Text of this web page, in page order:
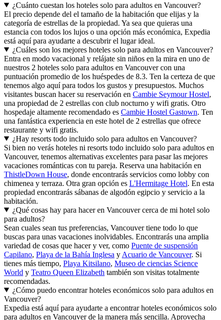
¿Cuánto cuestan los hoteles solo para adultos en Vancouver?
El precio depende del el tamaño de la habitación que elijas y la
categoría de estrellas de la propiedad. Ya sea que quieras una
estancia con todos los lujos o una opción más económica, Expedia
está aquí para ayudarte a descubrir el lugar ideal.
¿Cuáles son los mejores hoteles solo para adultos en Vancouver?
Entra en modo vacacional y relájate sin niños en la mira en uno de
nuestros 2 hoteles solo para adultos en Vancouver con una
puntuación promedio de los huéspedes de 8.3. Ten la certeza de que
tenemos algo aquí para todos los gustos y presupuestos. Muchos
visitantes buscan hacer su reservación en Cambie Seymour Hostel,
una propiedad de 2 estrellas con club nocturno y wifi gratis. Otro
hospedaje altamente recomendado es Cambie Hostel Gastown. Ten
una fantástica experiencia en este hotel de 2 estrellas que ofrece
restaurante y wifi gratis.
¿Hay resorts todo incluido solo para adultos en Vancouver?
Si bien no verás hoteles ni resorts todo incluido solo para adultos en
Vancouver, tenemos alternativas excelentes para pasar las mejores
vacaciones románticas con tu pareja. Reserva una habitación en
ThistleDown House, donde encontrarás servicios como lobby con
chimenea y terraza. Otra gran opción es L'Hermitage Hotel. En esta
propiedad encontrarás sábanas de algodón egipcio y servicio a la
habitación.
¿Qué cosas hay para hacer en Vancouver cerca de mi hotel solo
para adultos?
Sean cuales sean tus preferencias, Vancouver tiene todo lo que
buscas para unas vacaciones inolvidables. Encontrarás una amplia
variedad de cosas que hacer y ver, como Puente de suspensión
Capilano, Playa de la Bahía Inglesa y Acuario de Vancouver. Si
tienes más tiempo, Playa Kitsilano, Museo de ciencias Science
World y Teatro Queen Elizabeth también son visitas totalmente
recomendadas.
¿Cómo puedo encontrar hoteles económicos solo para adultos en
Vancouver?
Expedia está aquí para ayudarte a encontrar hoteles económicos solo
para adultos en Vancouver de la manera más sencilla. Aprovecha